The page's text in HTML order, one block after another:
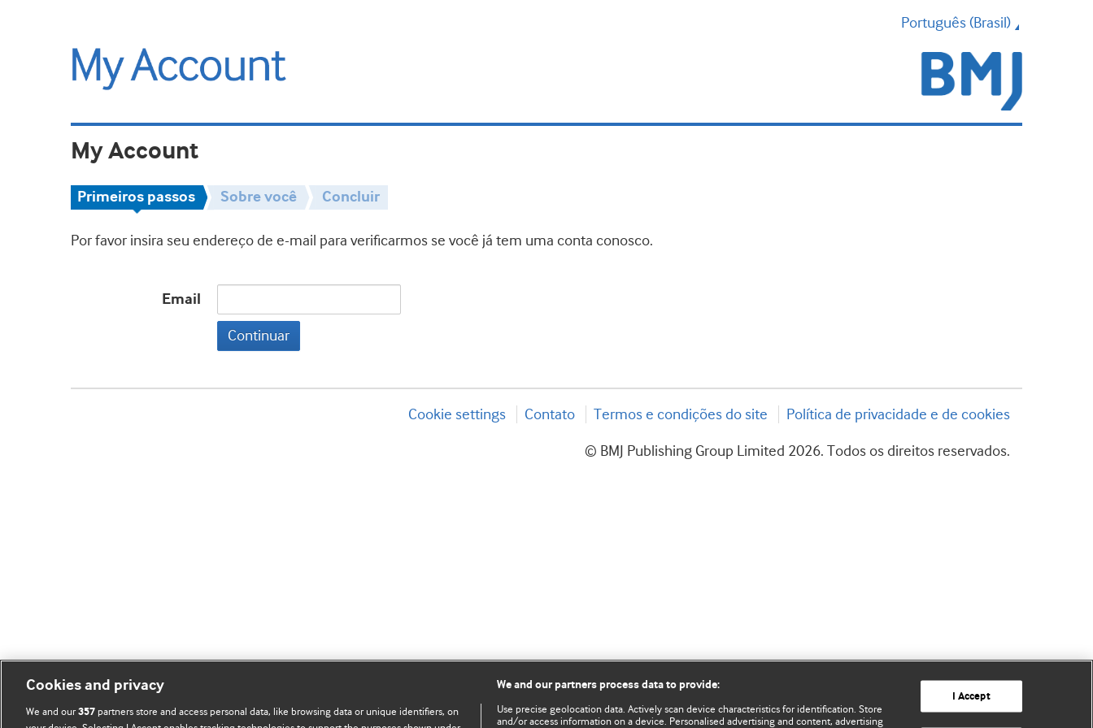
Português (Brasil)
My Account
Primeiros passos Sobre você Concluir
Por favor insira seu endereço de e-mail para verificarmos se você já tem uma conta conosco.
Email
Continuar
Cookie settings Contato Termos e condições do site Política de privacidade e de cookies
© BMJ Publishing Group Limited 2026. Todos os direitos reservados.
Cookies and privacy
We and our357 partners store and access personal data, like browsing data or unique identifiers, on
We and our partners process data to provide:
Use precise geolocation data. Actively scan device characteristics for identification. Store
and/or access information on a device. Personalised advertising and content, advertising
I Accept